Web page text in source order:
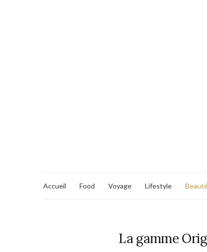
Accueil Food Voyage Lifestyle
La gamme